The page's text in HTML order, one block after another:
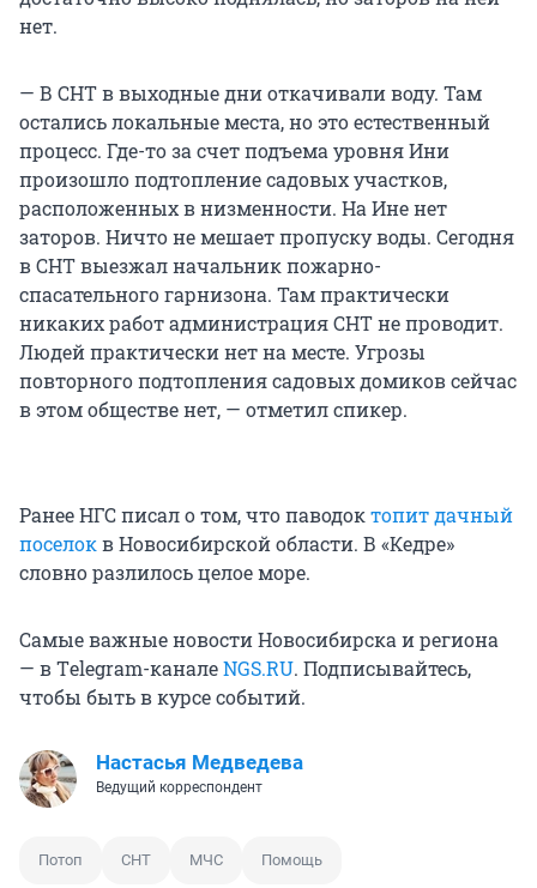
нет.
— В СНТ в выходные дни откачивали воду. Там
остались локальные места, но это естественный
процесс. Где-то за счет подъема уровня Ини
произошло подтопление садовых участков,
расположенных в низменности. На Ине нет
заторов. Ничто не мешает пропуску воды. Сегодня
в СНТ выезжал начальник пожарно-
спасательного гарнизона. Там практически
никаких работ администрация СНТ не проводит.
Людей практически нет на месте. Угрозы
повторного подтопления садовых домиков сейчас
в этом обществе нет, — отметил спикер.
Ранее НГС писал о том, что паводоктопит дачный
поселокв Новосибирской области. В «Кедре»
словно разлилось целое море.
Самые важные новости Новосибирска и региона
— в Тelegram-каналеNGS.RU. Подписывайтесь,
чтобы быть в курсе событий.
Настасья Медведева
Ведущий корреспондент
Потоп СНТ МЧС Помощь